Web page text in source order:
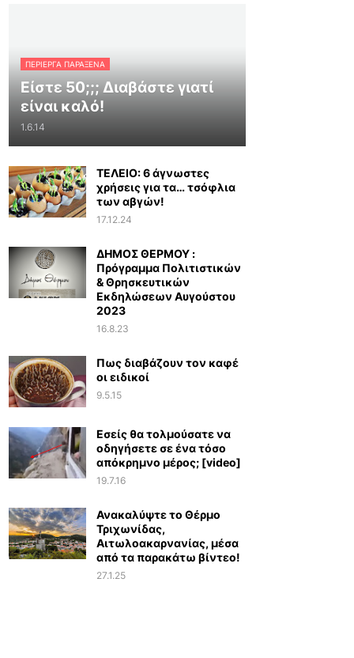
ΠΕΡΊΕΡΓΑ ΠΑΡΆΞΕΝΑ
Είστε 50;;; Διαβάστε γιατί
είναι καλό!
1.6.14
ΤΕΛΕΙΟ: 6 άγνωστες
χρήσεις για τα… τσόφλια
των αβγών!
17.12.24
ΔΗΜΟΣ ΘΕΡΜΟΥ :
Πρόγραμμα Πολιτιστικών
& Θρησκευτικών
Εκδηλώσεων Αυγούστου
2023
16.8.23
Πως διαβάζουν τον καφέ
οι ειδικοί
9.5.15
Εσείς θα τολμούσατε να
οδηγήσετε σε ένα τόσο
απόκρημνο μέρος; [video]
19.7.16
Ανακαλύψτε το Θέρμο
Τριχωνίδας,
Αιτωλοακαρνανίας, μέσα
από τα παρακάτω βίντεο!
27.1.25